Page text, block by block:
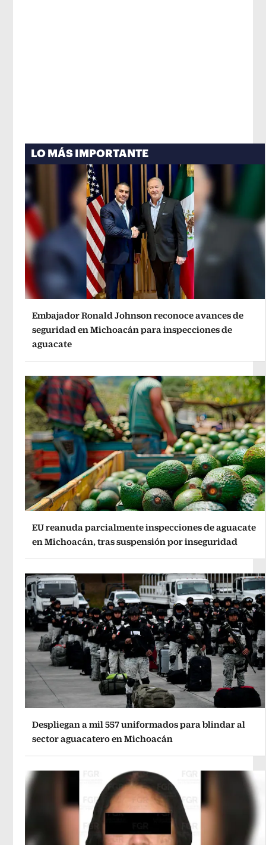
LO MÁS IMPORTANTE
Embajador Ronald Johnson reconoce avances de
seguridad en Michoacán para inspecciones de
aguacate
EU reanuda parcialmente inspecciones de aguacate
en Michoacán, tras suspensión por inseguridad
Despliegan a mil 557 uniformados para blindar al
sector aguacatero en Michoacán